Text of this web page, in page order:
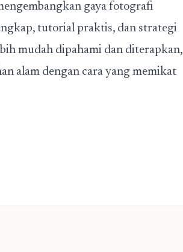
gaya fotografi
tutorial praktis, dan strategi
mudah dipahami dan diterapkan,
alam dengan cara yang memikat